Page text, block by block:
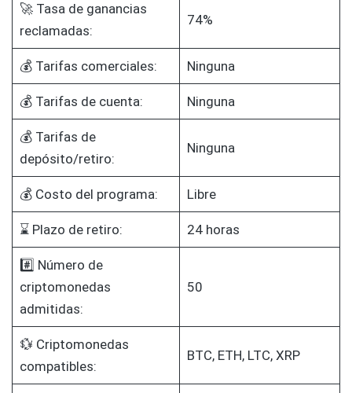
🚀 Tasa de ganancias
reclamadas:
74%
💰 Tarifas comerciales: Ninguna
💰 Tarifas de cuenta: Ninguna
💰 Tarifas de
depósito/retiro:
Ninguna
💰 Costo del programa: Libre
⌛ Plazo de retiro: 24 horas
#️⃣ Número de
criptomonedas
admitidas:
50
💱 Criptomonedas
compatibles:
BTC, ETH, LTC, XRP